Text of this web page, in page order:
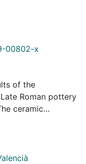
00802-x
of the
Roman pottery
ceramic
and
X-ray
and optical